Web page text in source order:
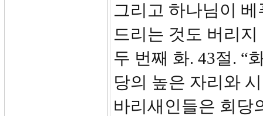
그리고 하나님이
드리는 것도 버리
두 번째 화. 43절. “
당의 높은 자리와
바리새인들은 회당